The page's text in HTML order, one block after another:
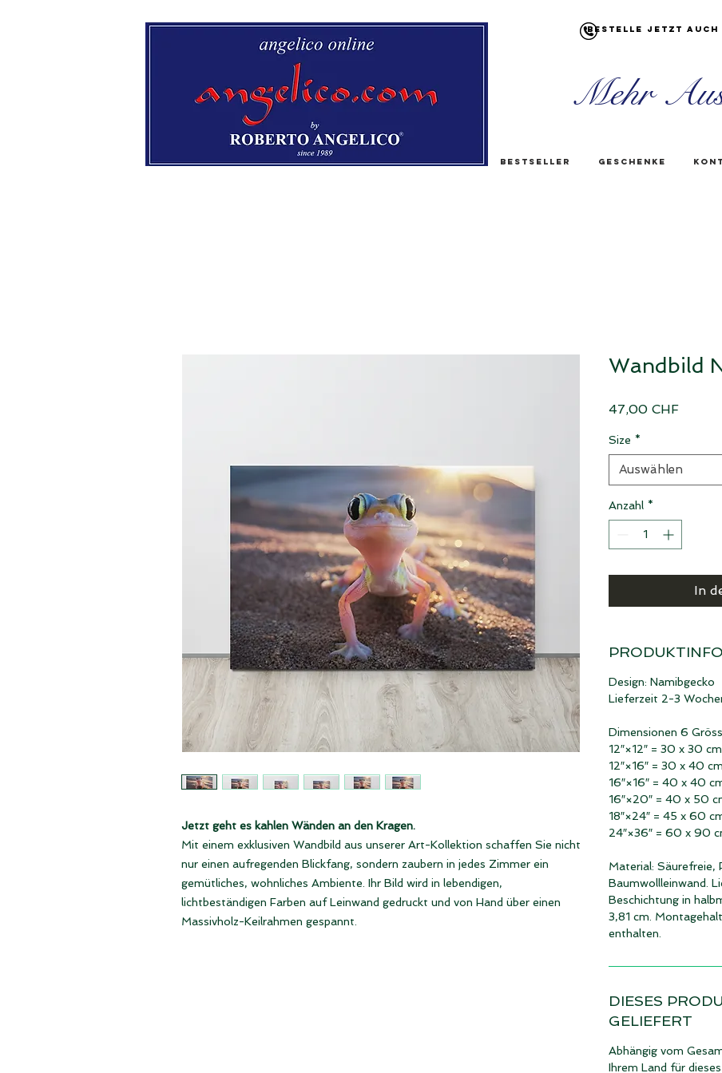
Bestelle jetzt auch
Mehr
Bestseller Geschenke
Jetzt geht es kahlen Wänden an den Kragen.
Mit einem exklusiven Wandbild aus unserer Art-Kollektion schaffen Sie nicht
nur einen aufregenden Blickfang, sondern zaubern in jedes Zimmer ein
gemütliches, wohnliches Ambiente. Ihr Bild wird in lebendigen,
lichtbeständigen Farben auf Leinwand gedruckt und von Hand über einen
Massivholz-Keilrahmen gespannt.
Wandbild
47,00 CHFPreis
Size *
Auswählen
Anzahl *
In
PRODUKTINFO
Design: Namibgecko
Lieferzeit 2-3
Dimensionen 6
12″×12″ = 30 x 30 cm
12″×16″ = 30 x 40 cm
16″×16″ = 40 x 40
16″×20″ = 40 x 50
18″×24″ = 45 x 60
24″×36″ = 60 x 90
Material: Säurefreie,
Baumwollleinwand.
Beschichtung in
3,81 cm.
enthalten.
DIESES
GELIEFERT
Abhängig vom
Ihrem Land für